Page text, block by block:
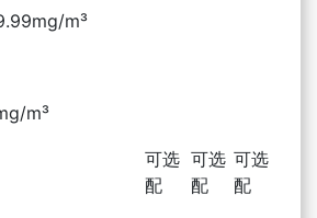
m³
m³
可选
配
可选
配
可选
配